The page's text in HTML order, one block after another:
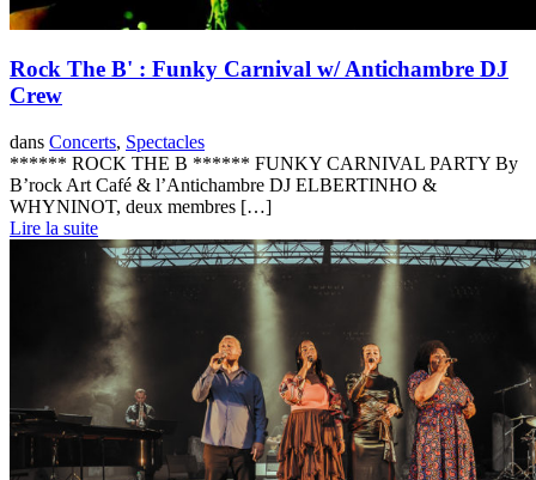
Rock The B' : Funky Carnival w/ Antichambre DJ
Crew
dans Concerts, Spectacles
****** ROCK THE B ****** FUNKY CARNIVAL PARTY By
B’rock Art Café & l’Antichambre DJ ELBERTINHO &
WHYNINOT, deux membres […]
Lire la suite